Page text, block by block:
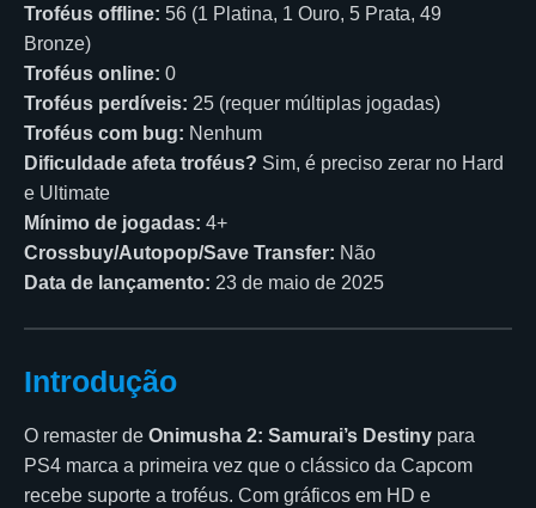
Troféus offline: 56 (1 Platina, 1 Ouro, 5 Prata, 49
Bronze)
Troféus online: 0
Troféus perdíveis: 25 (requer múltiplas jogadas)
Troféus com bug: Nenhum
Dificuldade afeta troféus? Sim, é preciso zerar no Hard
e Ultimate
Mínimo de jogadas: 4+
Crossbuy/Autopop/Save Transfer: Não
Data de lançamento: 23 de maio de 2025
Introdução
O remaster de Onimusha 2: Samurai’s Destiny para
PS4 marca a primeira vez que o clássico da Capcom
recebe suporte a troféus. Com gráficos em HD e